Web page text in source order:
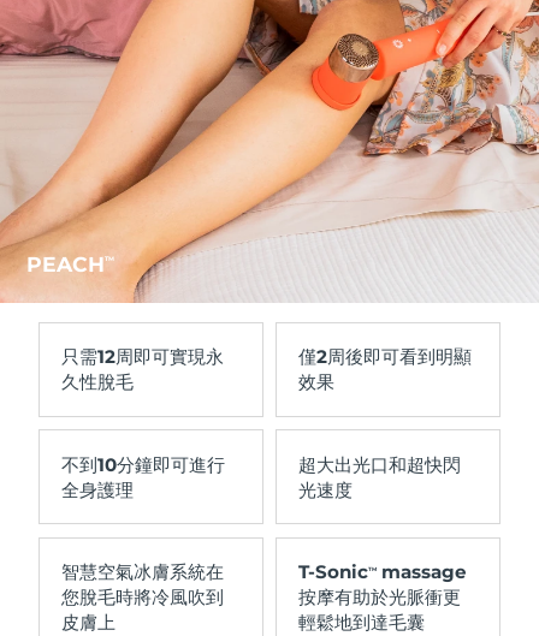
PEACHTM
只需12周即可實現永
久性脫毛
僅2周後即可看到明顯
效果
不到10分鐘即可進行
全身護理
超大出光口和超快閃
光速度
智慧空氣冰膚系統在
您脫毛時將冷風吹到
皮膚上
T-SonicTMmassage
按摩有助於光脈衝更
輕鬆地到達毛囊